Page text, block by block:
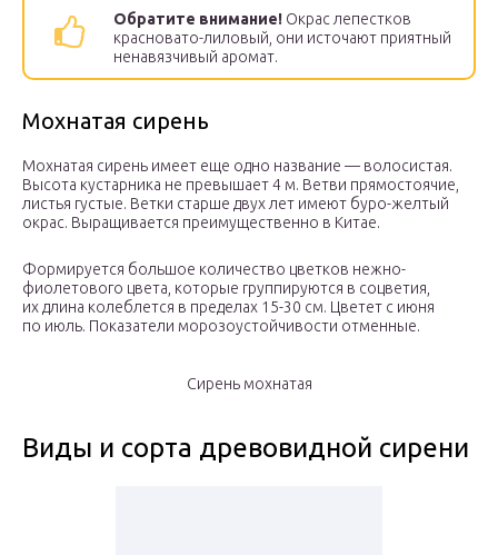
Обратите внимание! Окрас лепестков
красновато-лиловый, они источают приятный
ненавязчивый аромат.
Мохнатая сирень
Мохнатая сирень имеет еще одно название — волосистая.
Высота кустарника не превышает 4 м. Ветви прямостоячие,
листья густые. Ветки старше двух лет имеют буро-желтый
окрас. Выращивается преимущественно в Китае.
Формируется большое количество цветков нежно-
фиолетового цвета, которые группируются в соцветия,
их длина колеблется в пределах 15-30 см. Цветет с июня
по июль. Показатели морозоустойчивости отменные.
Сирень мохнатая
Виды и сорта древовидной сирени